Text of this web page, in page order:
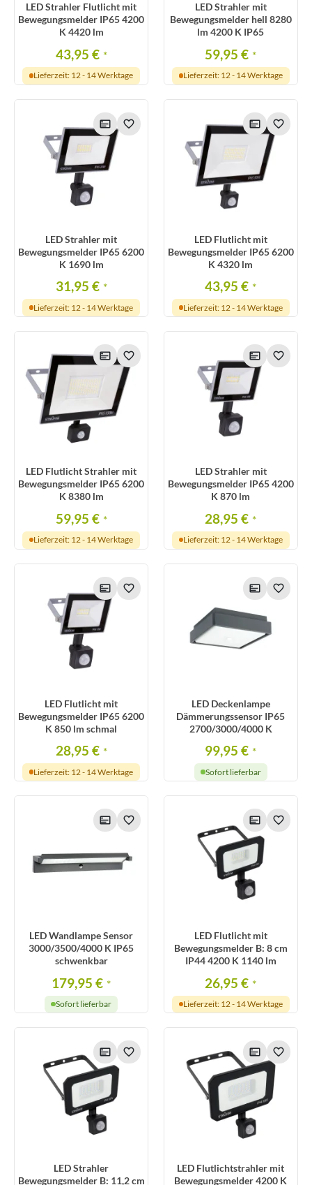
LED Strahler Flutlicht mit
Bewegungsmelder IP65 4200
K 4420 lm
43,95 € *
Lieferzeit: 12 - 14 Werktage
LED Strahler mit
Bewegungsmelder hell 8280
lm 4200 K IP65
59,95 € *
Lieferzeit: 12 - 14 Werktage
LED Strahler mit
Bewegungsmelder IP65 6200
K 1690 lm
31,95 € *
Lieferzeit: 12 - 14 Werktage
LED Flutlicht mit
Bewegungsmelder IP65 6200
K 4320 lm
43,95 € *
Lieferzeit: 12 - 14 Werktage
LED Flutlicht Strahler mit
Bewegungsmelder IP65 6200
K 8380 lm
59,95 € *
Lieferzeit: 12 - 14 Werktage
LED Strahler mit
Bewegungsmelder IP65 4200
K 870 lm
28,95 € *
Lieferzeit: 12 - 14 Werktage
LED Flutlicht mit
Bewegungsmelder IP65 6200
K 850 lm schmal
28,95 € *
Lieferzeit: 12 - 14 Werktage
LED Deckenlampe
Dämmerungssensor IP65
2700/3000/4000 K
99,95 € *
Sofort lieferbar
LED Wandlampe Sensor
3000/3500/4000 K IP65
schwenkbar
179,95 € *
Sofort lieferbar
LED Flutlicht mit
Bewegungsmelder B: 8 cm
IP44 4200 K 1140 lm
26,95 € *
Lieferzeit: 12 - 14 Werktage
LED Strahler
Bewegungsmelder B: 11,2 cm
LED Flutlichtstrahler mit
Bewegungsmelder 4200 K